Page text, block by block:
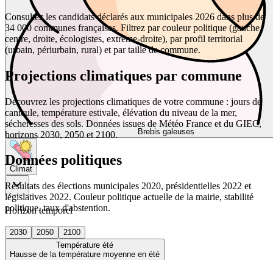
Brebis galeuses
Climat
Horizon temporel
2030 2050
2100
Température été
Hausse de la température moyenne en été
Consultez les candidats déclarés aux municipales 2026 dans plus de
34 000 communes françaises. Filtrez par couleur politique (gauche,
centre, droite, écologistes, extrême-droite), par profil territorial
(urbain, périurbain, rural) et par taille de commune.
Projections climatiques par commune
Découvrez les projections climatiques de votre commune : jours de
canicule, température estivale, élévation du niveau de la mer,
sécheresses des sols. Données issues de Météo France et du GIEC,
horizons 2030, 2050 et 2100.
Données politiques
Résultats des élections municipales 2020, présidentielles 2022 et
législatives 2022. Couleur politique actuelle de la mairie, stabilité
politique, taux d'abstention.